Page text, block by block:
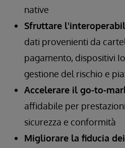
native
Sfruttare
dati provenienti da
pagamento, dispositivi
gestione del rischio e
Accelerare il go-to-
affidabile per
sicurezza e conformità
Migliorare la fiducia